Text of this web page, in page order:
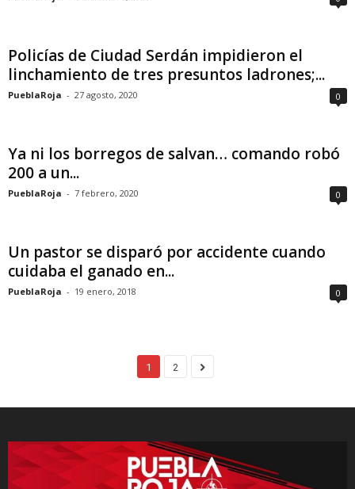
Policías de Ciudad Serdán impidieron el
linchamiento de tres presuntos ladrones;...
PueblaRoja - 27 agosto, 2020 0
Ya ni los borregos de salvan… comando robó
200 a un...
PueblaRoja - 7 febrero, 2020 0
Un pastor se disparó por accidente cuando
cuidaba el ganado en...
PueblaRoja - 19 enero, 2018 0
1 2